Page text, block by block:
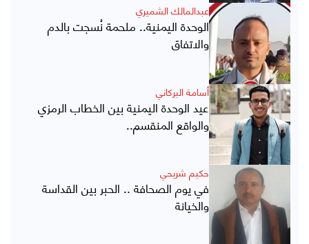
عبدالمالك الشميري
الوحدة اليمنية.. ملحمة نُسجت بالدم
والاتفاق
أسامة البركاني
عيد الوحدة اليمنية بين الخطاب الرمزي
والواقع المنقسم..
حكيم شريحي
في يوم الصحافة .. الحبر بين القداسة
والخيانة